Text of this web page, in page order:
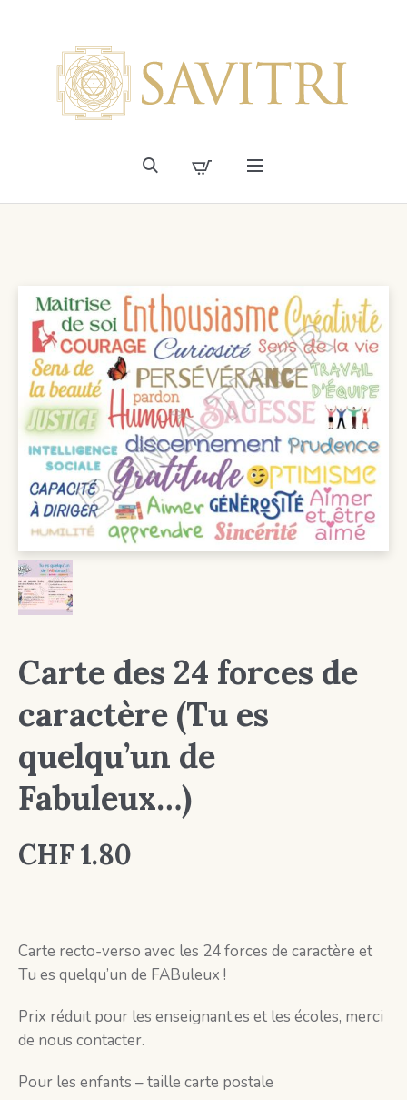
Carte des 24 forces de
caractère (Tu es
quelqu’un de
Fabuleux…)
CHF 1.80
Carte recto-verso avec les 24 forces de caractère et
Tu es quelqu’un de FABuleux !
Prix réduit pour les enseignant.es et les écoles, merci
de nous contacter.
Pour les enfants – taille carte postale